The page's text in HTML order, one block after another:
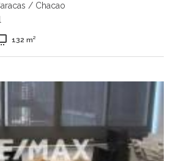
/ Chacao
132 m²